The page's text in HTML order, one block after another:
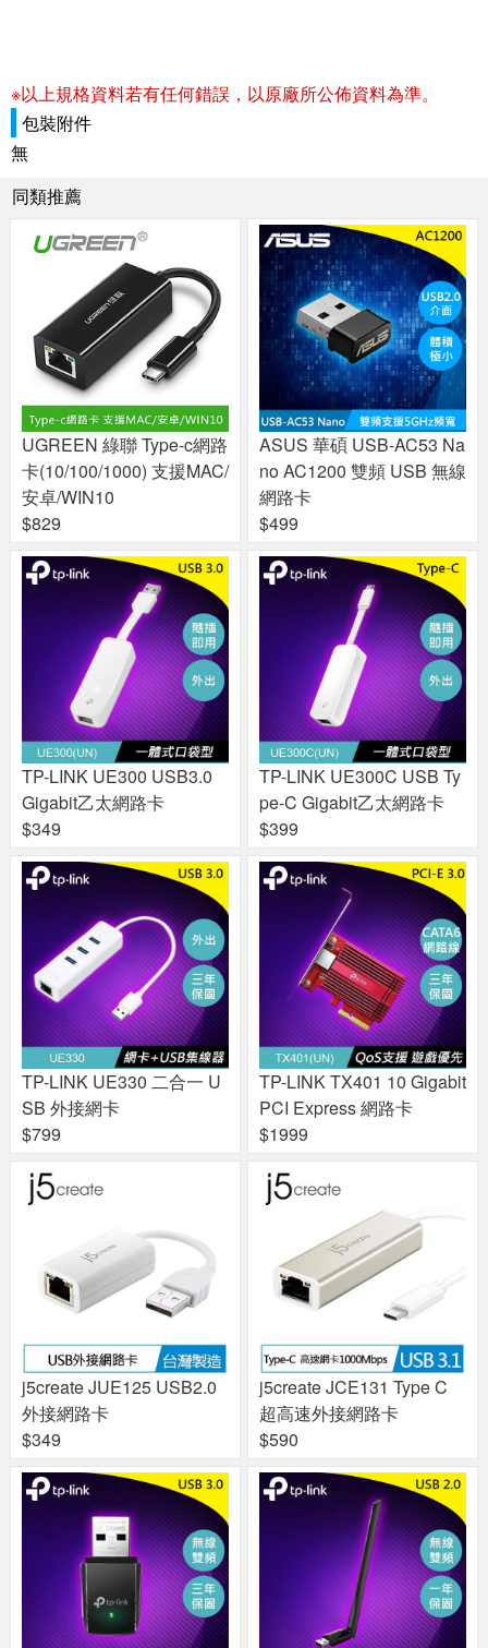
※以上規格資料若有任何錯誤，以原廠所公佈資料為準。
包裝附件
無
同類推薦
UGREEN 綠聯 Type-c網路
卡(10/100/1000) 支援MAC/
安卓/WIN10
$829
ASUS 華碩 USB-AC53 Na
no AC1200 雙頻 USB 無線
網路卡
$499
TP-LINK UE300 USB3.0
Gigabit乙太網路卡
$349
TP-LINK UE300C USB Ty
pe-C Gigabit乙太網路卡
$399
TP-LINK UE330 二合一 U
SB 外接網卡
$799
TP-LINK TX401 10 Gigabit
PCI Express 網路卡
$1999
j5create JUE125 USB2.0
外接網路卡
$349
j5create JCE131 Type C
超高速外接網路卡
$590